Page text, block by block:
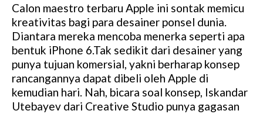
Calon maestro terbaru Apple ini sontak memicu
kreativitas bagi para desainer ponsel dunia.
Diantara mereka mencoba menerka seperti apa
bentuk iPhone 6.Tak sedikit dari desainer yang
punya tujuan komersial, yakni berharap konsep
rancangannya dapat dibeli oleh Apple di
kemudian hari. Nah, bicara soal konsep, Iskandar
Utebayev dari Creative Studio punya gagasan